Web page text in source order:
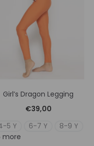
Girl’s Dragon Legging
€39,00
5 Y
6-7 Y
8-9 Y
more